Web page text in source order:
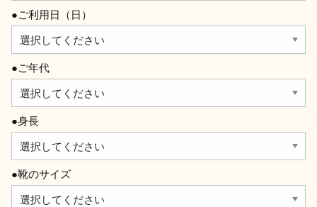
●ご利用日（日）
●ご年代
●身長
●靴のサイズ